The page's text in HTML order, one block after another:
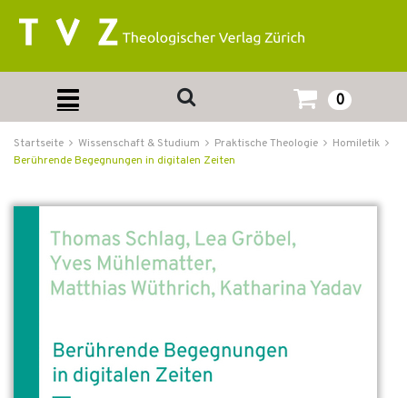
0
Startseite Wissenschaft & Studium Praktische Theologie
Homiletik
Berührende Begegnungen in digitalen Zeiten